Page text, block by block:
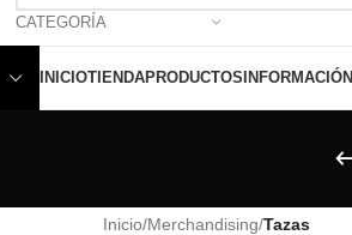
CATEGORÍA
INICIOTIENDAPRODUCTOS INFORMACIÓN
Inicio/Merchandising/Tazas